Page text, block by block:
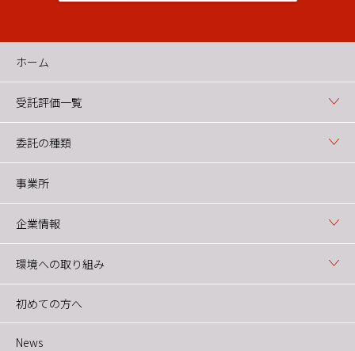
ホーム
受託評価一覧
委託の種類
事業所
企業情報
環境への取り組み
初めての方へ
News